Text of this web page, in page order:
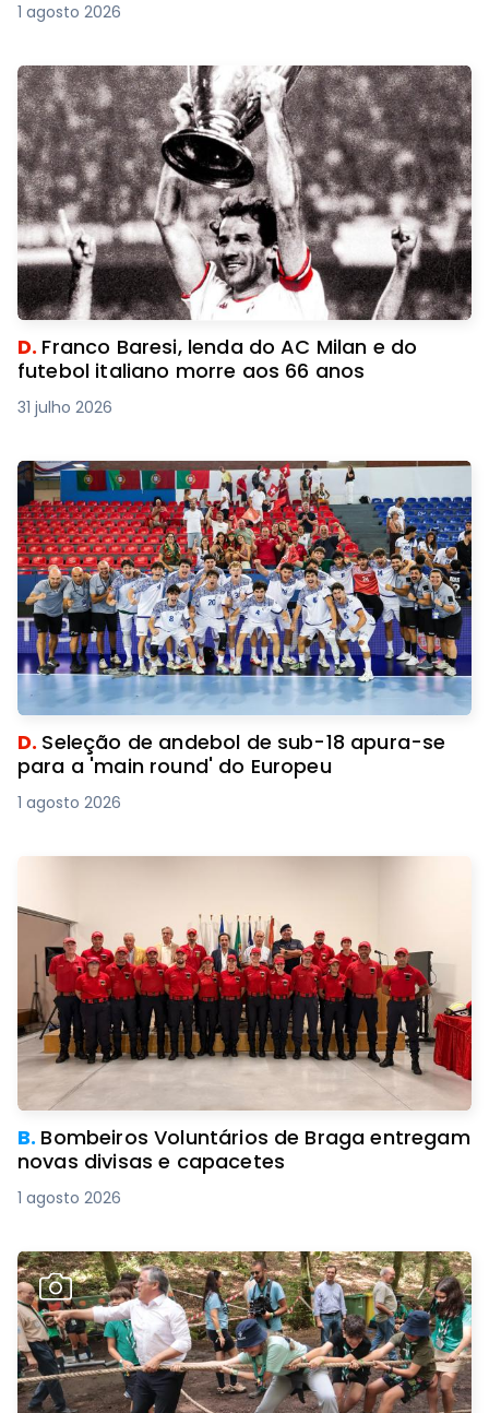
1 agosto 2026
D. Franco Baresi, lenda do AC Milan e do
futebol italiano morre aos 66 anos
31 julho 2026
D. Seleção de andebol de sub-18 apura-se
para a 'main round' do Europeu
1 agosto 2026
B. Bombeiros Voluntários de Braga entregam
novas divisas e capacetes
1 agosto 2026